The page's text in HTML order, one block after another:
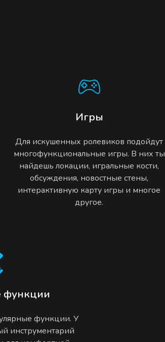
Игры
Для искушенных ролевиков подойдут
многофункциональные игры. В них ты
найдешь локации, игральные кости,
обсуждения, новостные стены,
интерактивную карту игры и многое
другое.
функции
функции. У
инструментарий